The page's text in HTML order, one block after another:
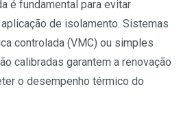
é fundamental para evitar
de isolamento. Sistemas
controlada (VMC) ou simples
calibradas garantem a renovação
o desempenho térmico do